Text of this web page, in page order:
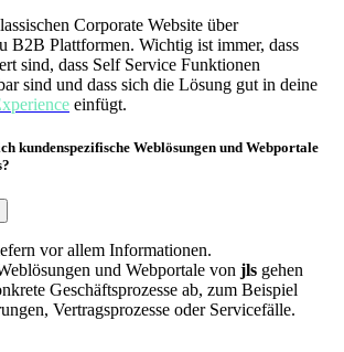
Corporate Website über
B2B Plattformen. Wichtig ist immer, dass
sind, dass Self Service Funktionen
sind und dass sich die Lösung gut in deine
einfügt.
kundenspezifische Weblösungen und Webportale
vor allem Informationen.
und Webportale von jls gehen
Geschäftsprozesse ab, zum Beispiel
Vertragsprozesse oder Servicefälle.